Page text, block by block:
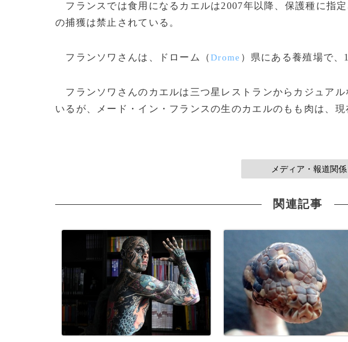
フランスでは食用になるカエルは2007年以降、保護種に指
の捕獲は禁止されている。
フランソワさんは、ドローム（Drome ）県にある養殖場で、
フランソワさんのカエルは三つ星レストランからカジュア
いるが、メード・イン・フランスの生のカエルのもも肉は、
メディア・報道関
関連記事